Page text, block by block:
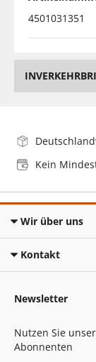
4501031351
Kein
Wir über uns
Kontakt
Newsletter
Nutzen Sie
Abonnenten